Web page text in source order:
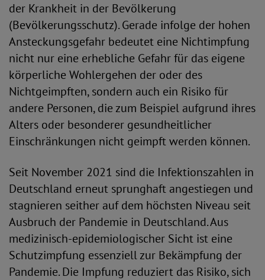
der Krankheit in der Bevölkerung
(Bevölkerungsschutz). Gerade infolge der hohen
Ansteckungsgefahr bedeutet eine Nichtimpfung
nicht nur eine erhebliche Gefahr für das eigene
körperliche Wohlergehen der oder des
Nichtgeimpften, sondern auch ein Risiko für
andere Personen, die zum Beispiel aufgrund ihres
Alters oder besonderer gesundheitlicher
Einschränkungen nicht geimpft werden können.
Seit November 2021 sind die Infektionszahlen in
Deutschland erneut sprunghaft angestiegen und
stagnieren seither auf dem höchsten Niveau seit
Ausbruch der Pandemie in Deutschland. Aus
medizinisch-epidemiologischer Sicht ist eine
Schutzimpfung essenziell zur Bekämpfung der
Pandemie. Die Impfung reduziert das Risiko, sich